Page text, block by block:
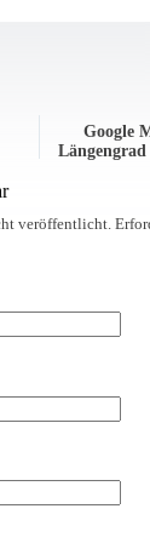
Google
Längengrad
veröffentlicht.